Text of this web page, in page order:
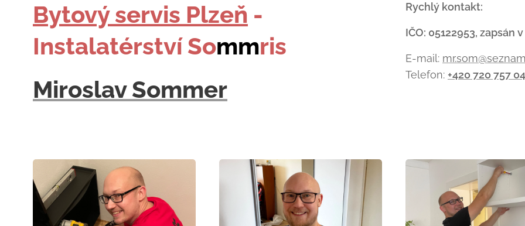
Bytový servis Plzeň -
Instalatérství Sommris
Miroslav Sommer
Rychlý kontakt:
IČO: 05122953,
E-mail:
Telefon: +420 720 757